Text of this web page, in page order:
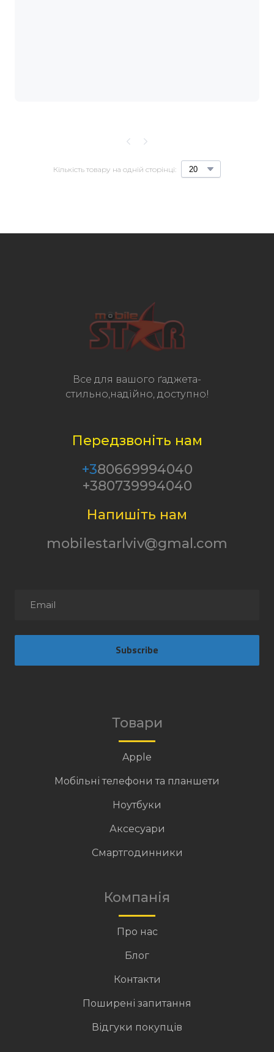
Кількість товару на одній сторінці:
Все для вашого ґаджета-
стильно,надійно, доступно!
Передзвоніть нам
+380669994040
+380739994040
Напишіть нам
mobilestarlviv@gmal.com
Subscribe
Товари
Apple
Мобільні телефони та планшети
Ноутбуки
Аксесуари
Смартгодинники
Компанія
Про нас
Блог
Контакти
Поширені запитання
Відгуки покупців